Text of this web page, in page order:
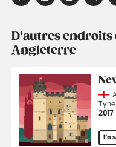
D'autres endroits
Angleterre
Année
2017
En